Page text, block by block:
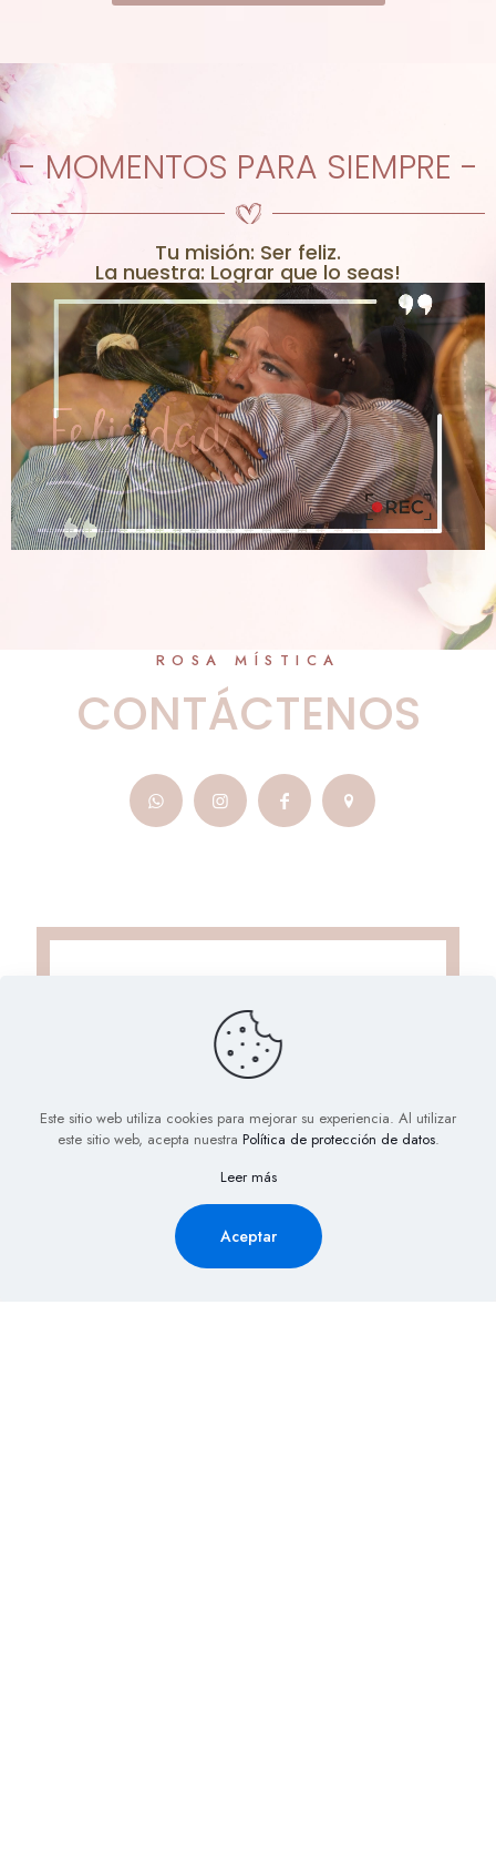
- MOMENTOS PARA SIEMPRE -
Tu misión: Ser feliz.
La nuestra: Lograr que lo seas!
ROSA MÍSTICA
CONTÁCTENOS
Solicita Información aquí y
recibe la cotización de tu
evento al Instante
Este sitio web utiliza cookies para mejorar su experiencia. Al utilizar
este sitio web, acepta nuestra Política de protección de datos.
Leer más
Aceptar